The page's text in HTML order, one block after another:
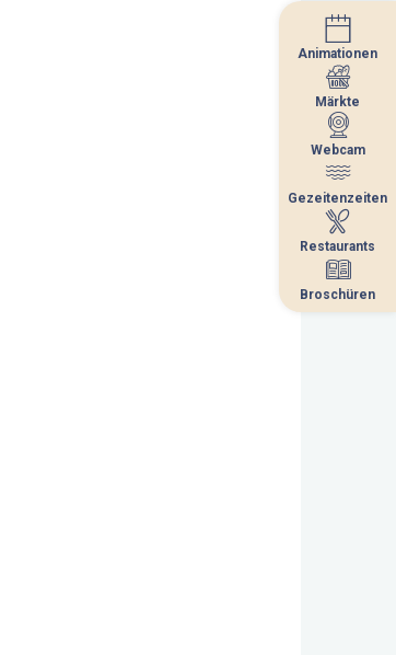
Animationen
Märkte
Webcam
Gezeitenzeiten
Restaurants
Broschüren